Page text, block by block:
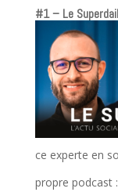
#1 – Le
ce experte en
propre podcast